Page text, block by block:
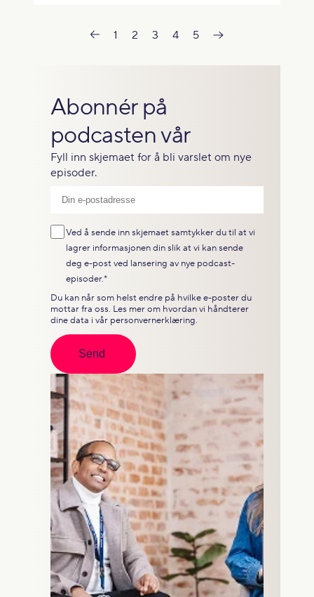
1 2 3 4 5
Abonnér på
podcasten vår
Fyll inn skjemaet for å bli varslet om nye
episoder.
Ved å sende inn skjemaet samtykker du til at vi
lagrer informasjonen din slik at vi kan sende
deg e-post ved lansering av nye podcast-
episoder.*
Du kan når som helst endre på hvilke e-poster du
mottar fra oss. Les mer om hvordan vi håndterer
dine data i vår personvernerklæring.